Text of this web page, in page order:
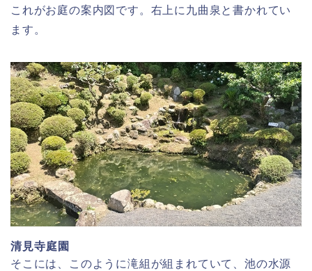
これがお庭の案内図です。右上に九曲泉と書かれてい
ます。
清見寺庭園
そこには、このように滝組が組まれていて、池の水源